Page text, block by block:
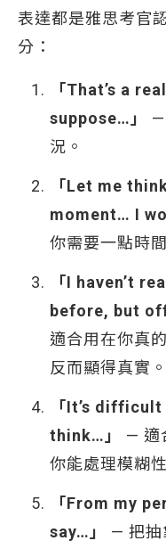
表達都是雅思考官
分：
「That’s a
suppose…」
—
況。
「Let me
moment… I
你需要一點時
「I haven’t
before, but
適合用在你真
反而顯得真實。
「It’s
think…」
— 適
你能處理模糊性
「From my
say…」
— 把抽